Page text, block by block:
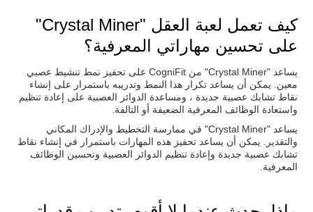
كيف تعمل لعبة العقل "Crystal Miner"
على تحسين مهاراتي المعرفية؟
يساعد "Crystal Miner" من CogniFit على تحفيز نمط تنشيط عصبي
معين. يمكن أن يساعد تكرار هذا النمط وتدريبه باستمرار على إنشاء
نقاط تشابك عصبية جديدة ، ومساعدة الدوائر العصبية على إعادة تنظيم
واستعادة الوظائف المعرفية الضعيفة أو التالفة.
يساعد "Crystal Miner" في ممارسة التخطيط والإدراك المكاني
والتقدير. يمكن أن يساعد تحفيز هذه المهارات باستمرار في إنشاء نقاط
تشابك عصبية جديدة وإعادة تنظيم الدوائر العصبية وتحسين الوظائف
المعرفية.